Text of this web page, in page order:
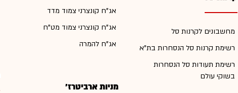
מחשבונים לקרנות סל
רשימת קרנות סל הנסחרות בת"א
רשימת תעודות סל הנסחרות
בשוקי עולם
אג"ח קונצרני צמוד מדד
אג"ח קונצרני צמוד מט"ח
אג"ח להמרה
מניות ארביטרז'